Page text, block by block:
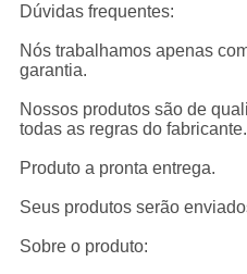
Dúvidas frequentes:
Nós trabalhamos apenas
garantia.
Nossos produtos são de
todas as regras do fabricante.
Produto a pronta entrega.
Seus produtos serão
Sobre o produto: